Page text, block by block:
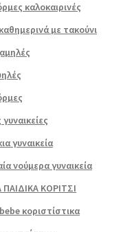
καλοκαιρινές
με τακούνι
γυναικεία
νούμερα γυναικεία
ΚΟΡΙΤΣΙ
κοριστίστικα